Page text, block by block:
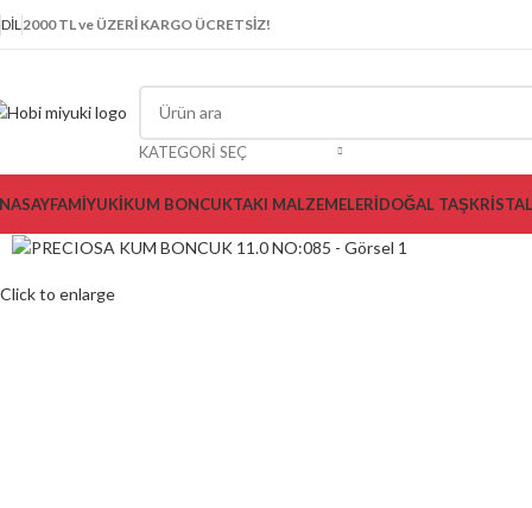
DIL 2000 TL ve ÜZERİ KARGO ÜCRETSİZ!
KATEGORI SEÇ
MİYUKİKUM BONCUKTAKI MALZEMELERİDOĞAL TAŞKRİSTAL
Click to enlarge